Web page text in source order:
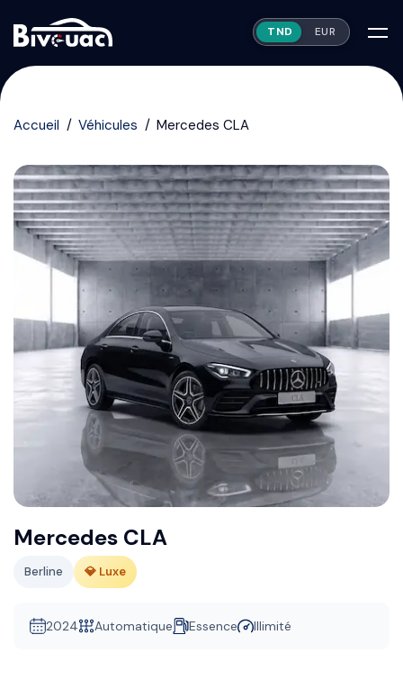
TND EUR
Accueil Véhicules Mercedes CLA
Mercedes CLA
Berline 💎 Luxe
2024 Automatique Essence Illimité